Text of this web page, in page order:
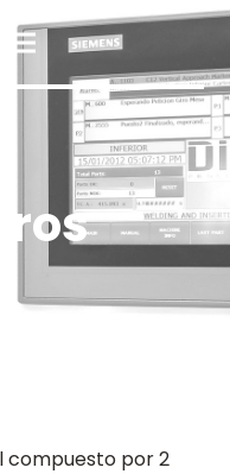
compuesto por 2